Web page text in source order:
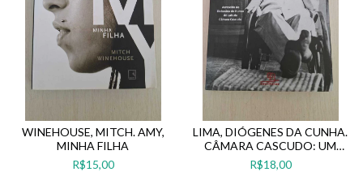
WINEHOUSE, MITCH. AMY,
MINHA FILHA
R$15,00
LIMA, DIÓGENES DA CUNHA.
CÂMARA CASCUDO: UM
BRASILEIRO FELIZ
R$18,00